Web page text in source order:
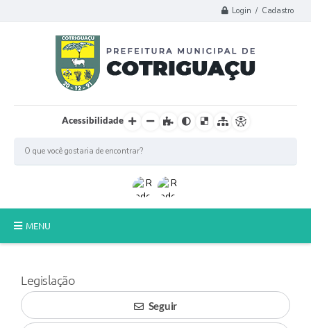
Login / Cadastro
Acessibilidade
MENU
Poder Legislativo
A Prefeitura
Legislação
Seguir